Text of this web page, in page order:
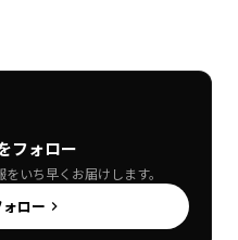
フォロー
いち早くお届けします。
ロー keyboard_arrow_right